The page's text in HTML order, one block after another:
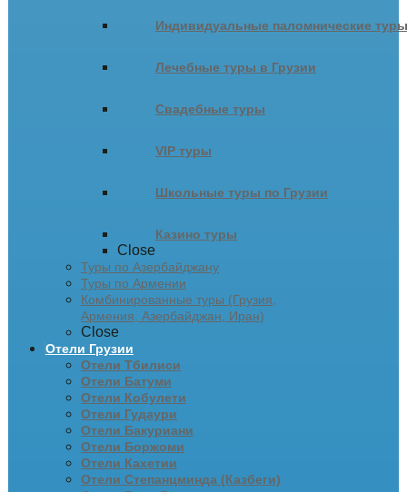
Индивидуальные паломнические туры
Лечебные туры в Грузии
Свадебные туры
VIP туры
Школьные туры по Грузии
Казино туры
Close
Туры по Азербайджану
Туры по Армении
Комбинированные туры (Грузия,
Армения, Азербайджан, Иран)
Close
Отели Грузии
Отели Тбилиси
Отели Батуми
Отели Кобулети
Отели Гудаури
Отели Бакуриани
Отели Боржоми
Отели Кахетии
Отели Степанцминда (Казбеги)